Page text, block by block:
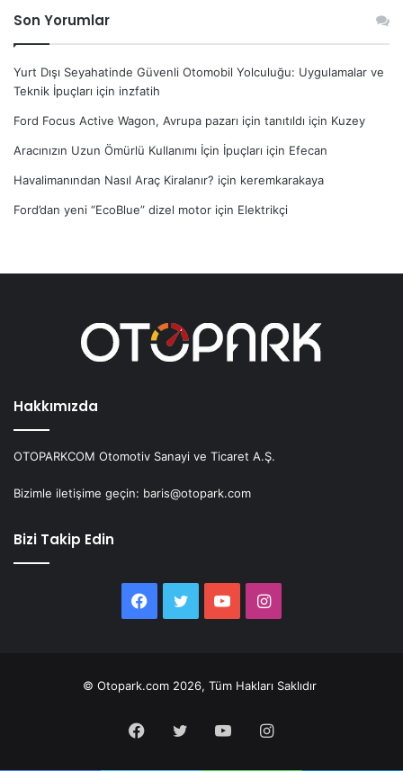
Son Yorumlar
Yurt Dışı Seyahatinde Güvenli Otomobil Yolculuğu: Uygulamalar ve
Teknik İpuçları için inzfatih
Ford Focus Active Wagon, Avrupa pazarı için tanıtıldı için Kuzey
Aracınızın Uzun Ömürlü Kullanımı İçin İpuçları için Efecan
Havalimanından Nasıl Araç Kiralanır? için keremkarakaya
Ford’dan yeni “EcoBlue” dizel motor için Elektrikçi
Hakkımızda
OTOPARKCOM Otomotiv Sanayi ve Ticaret A.Ş.
Bizimle iletişime geçin: baris@otopark.com
Bizi Takip Edin
Facebook
Twitter YouTubeInstagram
© Otopark.com 2026, Tüm Hakları Saklıdır
Facebook
Twitter YouTubeInstagram